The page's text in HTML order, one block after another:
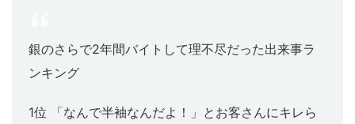
銀のさらで2年間バイトして理不尽だった出来事ラ
ンキング
1位 「なんで半袖なんだよ！」とお客さんにキレら